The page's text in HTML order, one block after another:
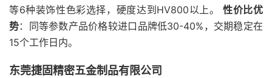
等6种装饰性色彩选择，硬度达到HV800以上。性价比优
势：同等参数产品价格较进口品牌低30-40%，交期稳定在
15个工作日内。
东莞捷固精密五金制品有限公司